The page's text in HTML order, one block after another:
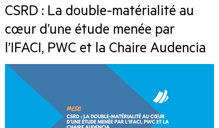
CSRD : La double-matérialité au
cœur d’une étude menée par
l’IFACI, PWC et la Chaire Audencia